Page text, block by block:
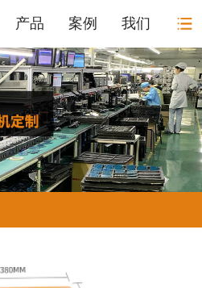
产品 案例 我们